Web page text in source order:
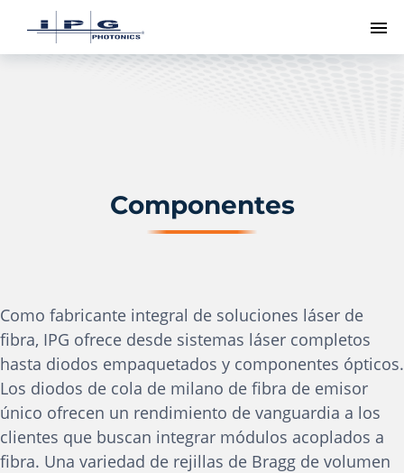
Componentes
Como fabricante integral de soluciones láser de
fibra, IPG ofrece desde sistemas láser completos
hasta diodos empaquetados y componentes ópticos.
Los diodos de cola de milano de fibra de emisor
único ofrecen un rendimiento de vanguardia a los
clientes que buscan integrar módulos acoplados a
fibra. Una variedad de rejillas de Bragg de volumen